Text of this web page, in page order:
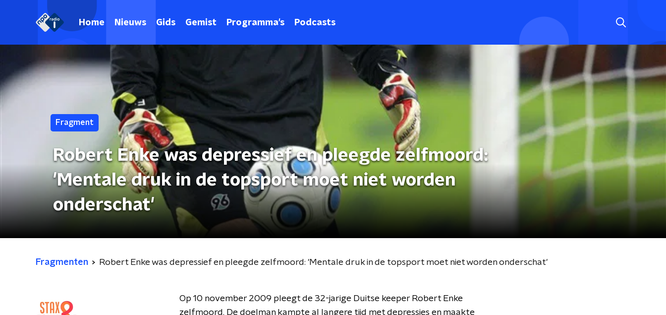
Home Nieuws Gids Gemist Programma's Podcasts
Fragment
Robert Enke was depressief en pleegde zelfmoord:
'Mentale druk in de topsport moet niet worden
onderschat'
Fragmenten Robert Enke was depressief en pleegde zelfmoord: 'Mentale druk in de topsport moet niet worden onderschat'
Op 10 november 2009 pleegt de 32-jarige Duitse keeper Robert Enke
zelfmoord. De doelman kampte al langere tijd met depressies en maakte